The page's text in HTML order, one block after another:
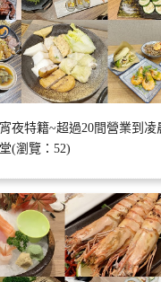
夜特籍~超過20間營業到凌
(瀏覽：52)